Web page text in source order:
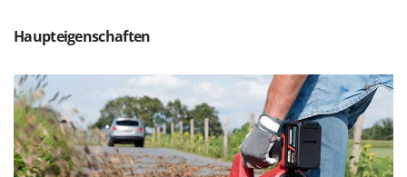
Nudelmaschinen
O
Obstmühlen Obsthäcksler Obstmuser
Obstpressen
Olivenernter und Schüttler
Fimar
Fiorentini
Fiskars
Flymo
Fontana Forni
Haupteigenschaften